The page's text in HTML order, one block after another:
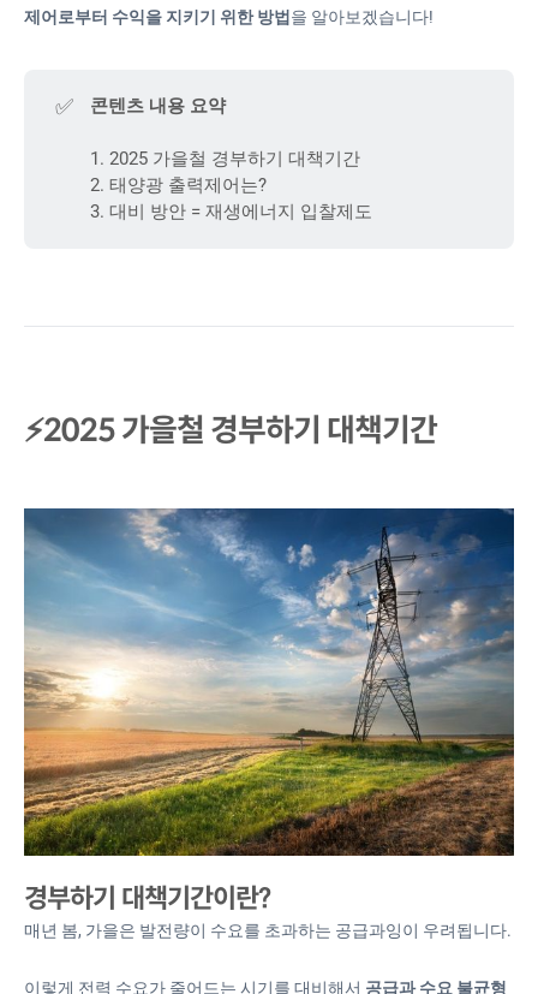
제어로부터 수익을 지키기 위한 방법 을 알아보겠습니다!
✅ 콘텐츠 내용 요약
1. 2025 가을철 경부하기 대책기간
2. 태양광 출력제어는?
3. 대비 방안 = 재생에너지 입찰제도
⚡2025 가을철 경부하기 대책기간
경부하기 대책기간이란?
매년 봄, 가을은 발전량이 수요를 초과하는 공급과잉이 우려됩니다.
이렇게 전력 수요가 줄어드는 시기를 대비해서 공급과 수요 불균형